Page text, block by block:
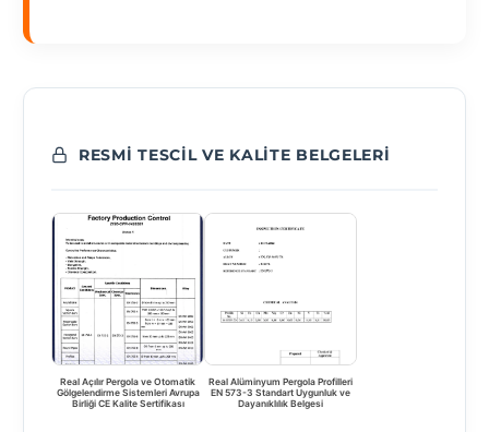
RESMI TESCIL VE KALITE BELGELERI
Real Açılır Pergola ve Otomatik
Gölgelendirme Sistemleri Avrupa
Birliği CE Kalite Sertifikası
Real Alüminyum Pergola Profilleri
EN 573-3 Standart Uygunluk ve
Dayanıklılık Belgesi